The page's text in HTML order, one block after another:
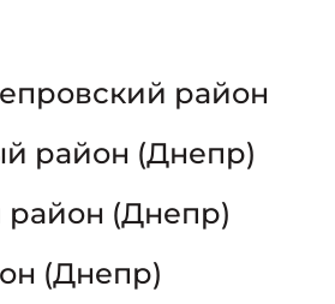
район​
район (Днепр)​
район (Днепр)​
(Днепр)